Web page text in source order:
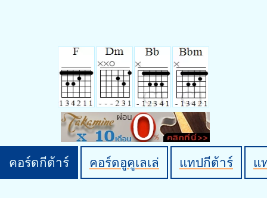
คอร์ดกีต้าร์ คอร์ดอูคูเลเล่ แทปกีต้าร์ แ